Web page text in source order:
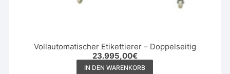
Vollautomatischer Etikettierer – Doppelseitig
23.995,00€
IN DEN WARENKORB